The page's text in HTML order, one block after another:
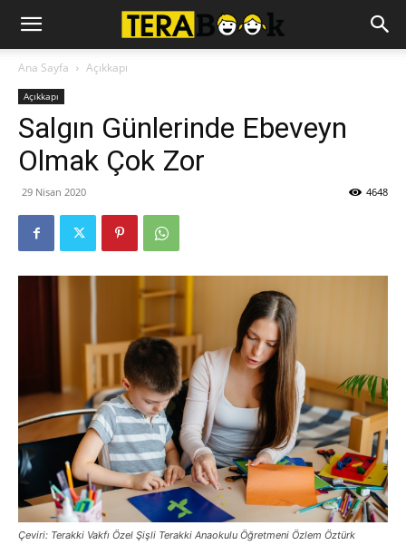
Ana Sayfa Açıkkapı
Açıkkapı
Salgın Günlerinde Ebeveyn
Olmak Çok Zor
29 Nisan 2020 4648
Çeviri: Terakki Vakfı Özel Şişli Terakki Anaokulu Öğretmeni Özlem Öztürk